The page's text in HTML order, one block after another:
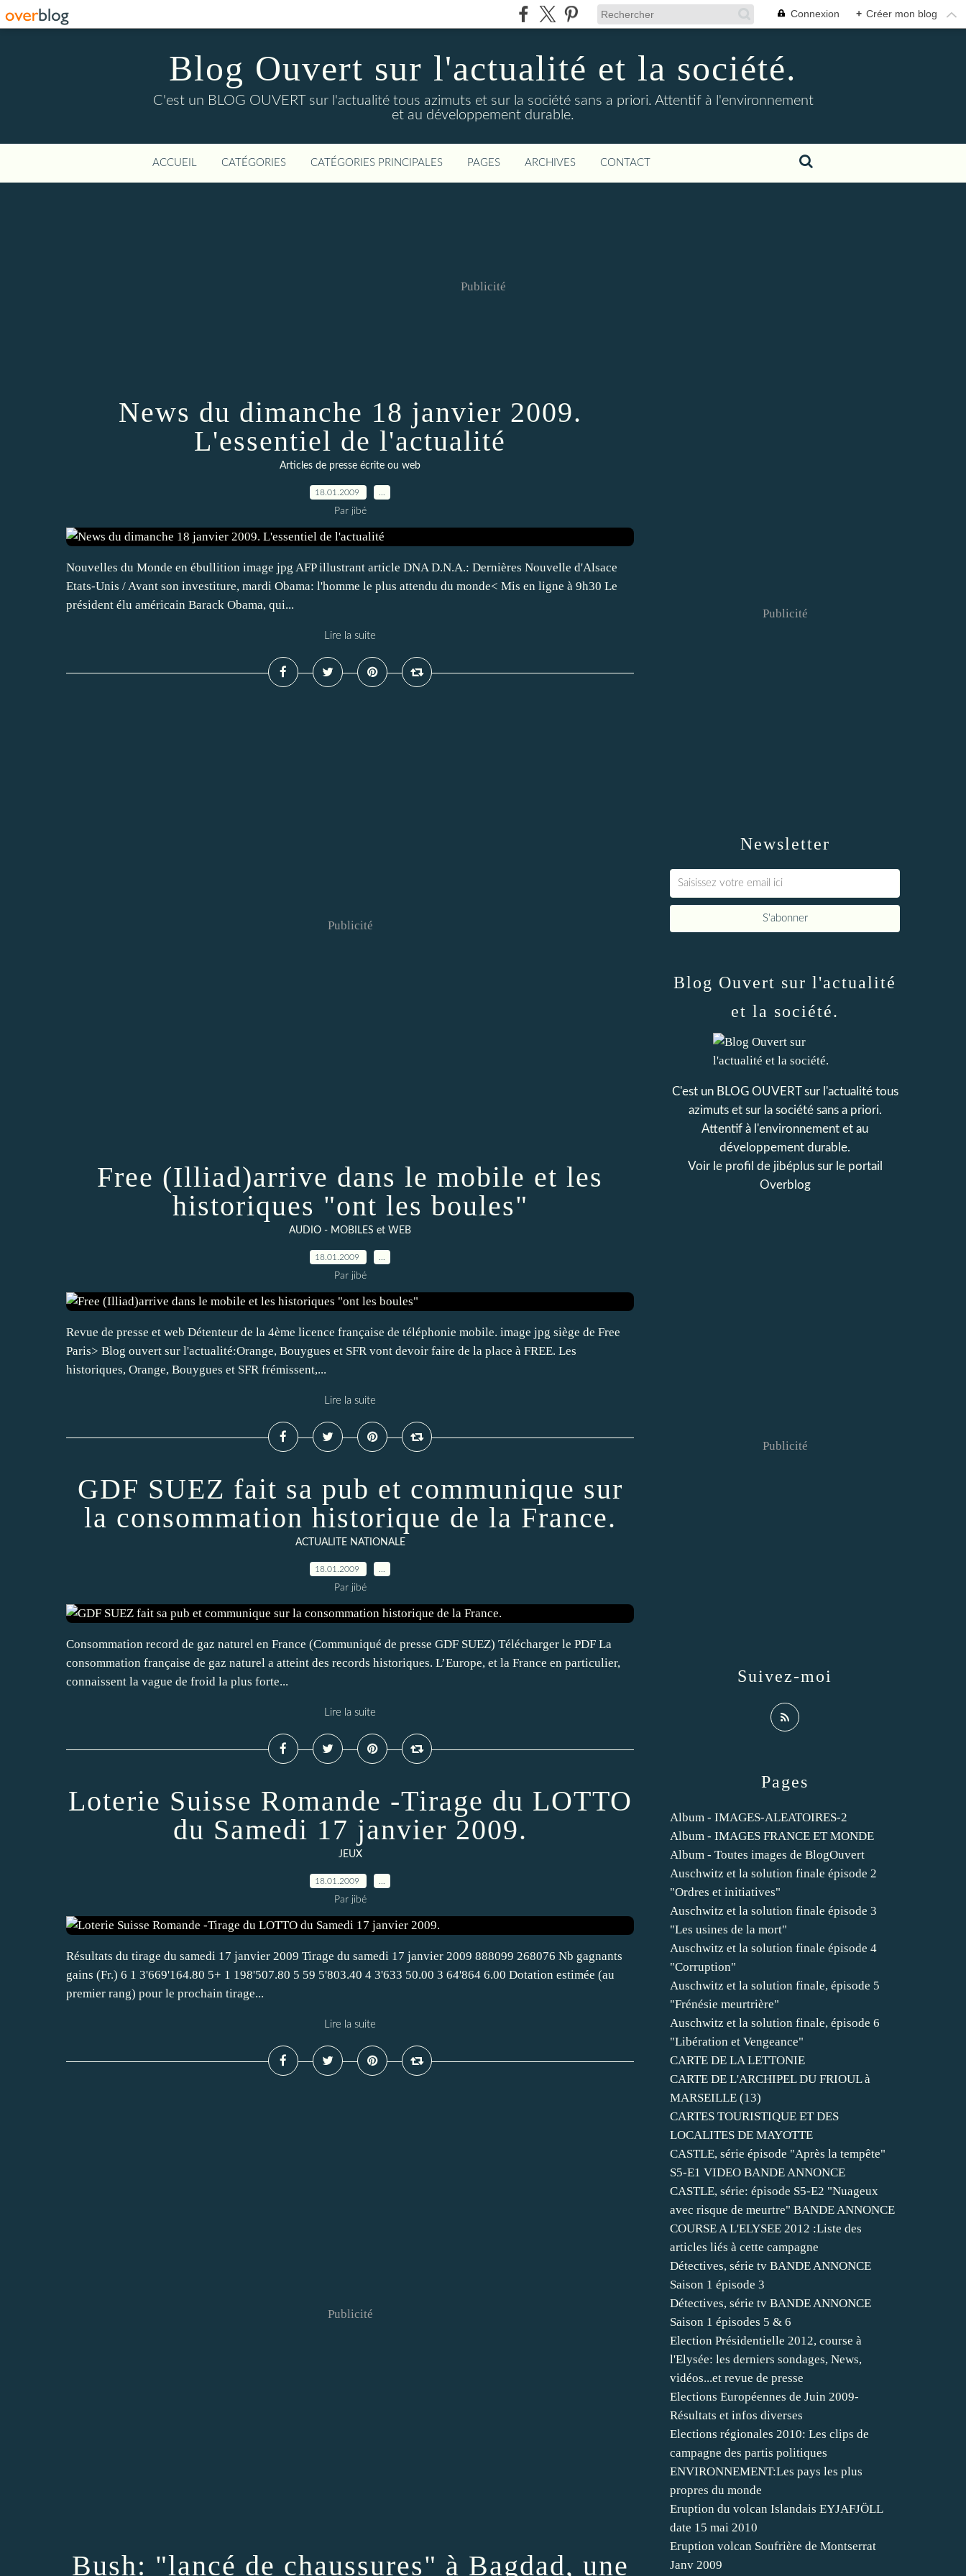
Connexion + Créer mon blog
Blog Ouvert sur l'actualité et la société.
C'est un BLOG OUVERT sur l'actualité tous azimuts et sur la société sans a priori. Attentif à l'environnement
et au développement durable.
ACCUEIL CATÉGORIES CATÉGORIES PRINCIPALES PAGES ARCHIVES CONTACT
Publicité
News du dimanche 18 janvier 2009.
L'essentiel de l'actualité
Articles de presse écrite ou web
18.01.2009
Par jibé
Nouvelles du Monde en ébullition image jpg AFP illustrant article DNA D.N.A.: Dernières Nouvelle d'Alsace
Etats-Unis / Avant son investiture, mardi Obama: l'homme le plus attendu du monde< Mis en ligne à 9h30 Le
président élu américain Barack Obama, qui...
Lire la suite
Publicité
Free (Illiad)arrive dans le mobile et les
historiques "ont les boules"
AUDIO - MOBILES et WEB
18.01.2009
Par jibé
Revue de presse et web Détenteur de la 4ème licence française de téléphonie mobile. image jpg siège de Free
Paris> Blog ouvert sur l'actualité:Orange, Bouygues et SFR vont devoir faire de la place à FREE. Les
historiques, Orange, Bouygues et SFR frémissent,...
Lire la suite
GDF SUEZ fait sa pub et communique sur
la consommation historique de la France.
ACTUALITE NATIONALE
18.01.2009
Par jibé
Consommation record de gaz naturel en France (Communiqué de presse GDF SUEZ) Télécharger le PDF La
consommation française de gaz naturel a atteint des records historiques. L’Europe, et la France en particulier,
connaissent la vague de froid la plus forte...
Lire la suite
Loterie Suisse Romande -Tirage du LOTTO
du Samedi 17 janvier 2009.
JEUX
18.01.2009
Par jibé
Résultats du tirage du samedi 17 janvier 2009 Tirage du samedi 17 janvier 2009 888099 268076 Nb gagnants
gains (Fr.) 6 1 3'669'164.80 5+ 1 198'507.80 5 59 5'803.40 4 3'633 50.00 3 64'864 6.00 Dotation estimée (au
premier rang) pour le prochain tirage...
Lire la suite
Publicité
Bush: "lancé de chaussures" à Bagdad, une
Newsletter
Publicité
Pages
Album - IMAGES-ALEATOIRES-2
Album - IMAGES FRANCE ET MONDE
Album - Toutes images de BlogOuvert
Auschwitz et la solution finale épisode 2
"Ordres et initiatives"
Auschwitz et la solution finale épisode 3
"Les usines de la mort"
Auschwitz et la solution finale épisode 4
"Corruption"
Auschwitz et la solution finale, épisode 5
"Frénésie meurtrière"
Auschwitz et la solution finale, épisode 6
"Libération et Vengeance"
CARTE DE LA LETTONIE
CARTE DE L'ARCHIPEL DU FRIOUL à
MARSEILLE (13)
CARTES TOURISTIQUE ET DES
LOCALITES DE MAYOTTE
CASTLE, série épisode "Après la tempête"
S5-E1 VIDEO BANDE ANNONCE
CASTLE, série: épisode S5-E2 "Nuageux
avec risque de meurtre" BANDE ANNONCE
COURSE A L'ELYSEE 2012 :Liste des
articles liés à cette campagne
Détectives, série tv BANDE ANNONCE
Saison 1 épisode 3
Détectives, série tv BANDE ANNONCE
Saison 1 épisodes 5 & 6
Election Présidentielle 2012, course à
l'Elysée: les derniers sondages, News,
vidéos...et revue de presse
Elections Européennes de Juin 2009-
Résultats et infos diverses
Elections régionales 2010: Les clips de
campagne des partis politiques
ENVIRONNEMENT:Les pays les plus
propres du monde
Eruption du volcan Islandais EYJAFJÖLL
date 15 mai 2010
Eruption volcan Soufrière de Montserrat
Janv 2009
Blog Ouvert sur l'actualité
et la société.
C'est un BLOG OUVERT sur l'actualité tous
azimuts et sur la société sans a priori.
Attentif à l'environnement et au
développement durable.
Voir le profil de jibéplussur le portail
Overblog
Suivez-moi
Publicité